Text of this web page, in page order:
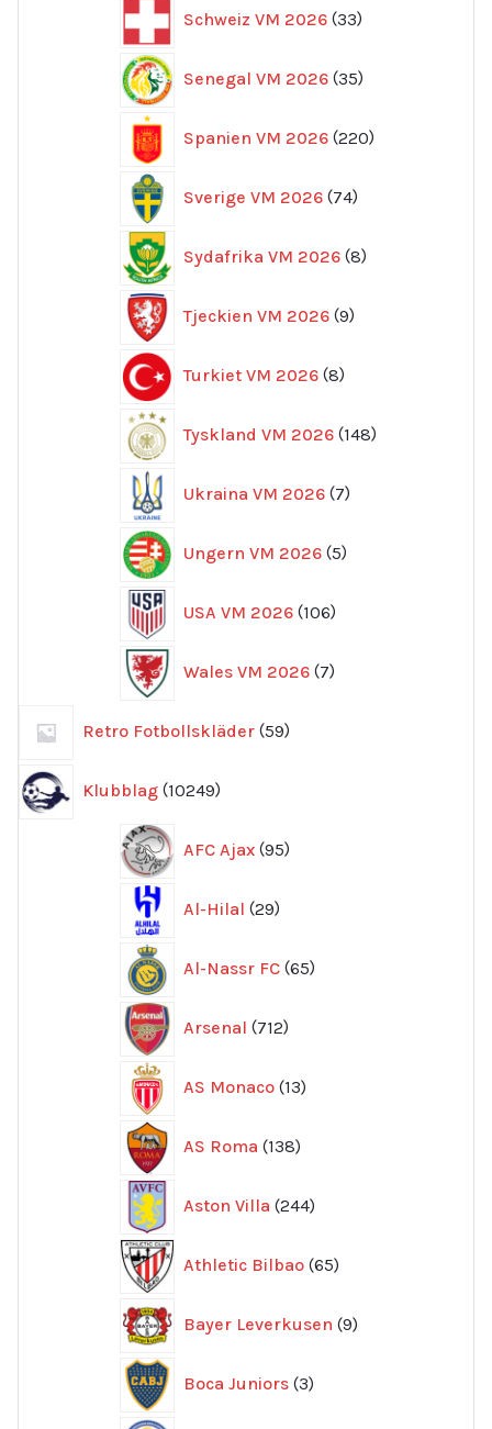
Schweiz VM 2026 33
produkter
Senegal VM 2026 35
produkter
Spanien VM 2026 220
produkter
Sverige VM 2026 74
produkter
Sydafrika VM 2026 8
produkter
Tjeckien VM 2026 9
produkter
Turkiet VM 2026 8
produkter
Tyskland VM 2026 148
produkter
Ukraina VM 2026 7
produkter
Ungern VM 2026 5
produkter
USA VM 2026 106
produkter
Wales VM 2026 7
produkter
Retro Fotbollskläder 59
produkter
Klubblag 10249
produkter
AFC Ajax 95
produkter
Al-Hilal 29
produkter
Al-Nassr FC 65
produkter
Arsenal 712
produkter
AS Monaco 13
produkter
AS Roma 138
produkter
Aston Villa 244
produkter
Athletic Bilbao 65
produkter
Bayer Leverkusen 9
produkter
Boca Juniors 3
produkter